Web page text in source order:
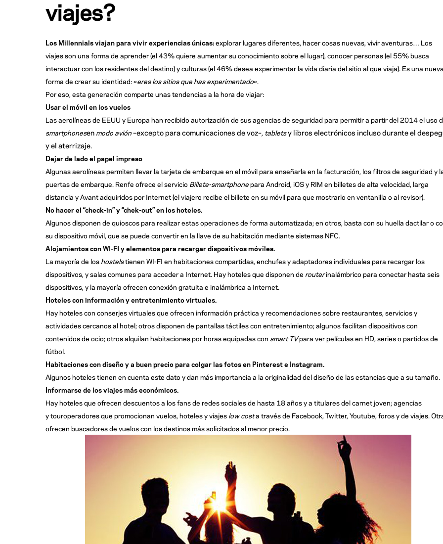
viajes?
Los Millennials viajan para vivir experiencias únicas:explorar lugares diferentes, hacer cosas nuevas, vivir aventuras… Los
viajes son una forma de aprender (el 43% quiere aumentar su conocimiento sobre el lugar), conocer personas (el 55% busca
interactuar con los residentes del destino) y culturas (el 46% desea experimentar la vida diaria del sitio al que viaja). Es una
forma de crear su identidad: «eres los sitios que has experimentado«.
Por eso, esta generación comparte unas tendencias a la hora de viajar:
Usar el móvil en los vuelos
Las aerolíneas de EEUU y Europa han recibido autorización de sus agencias de seguridad para permitir a partir del 2014 el uso
smartphonesen modo avión–excepto para comunicaciones de voz–, tabletsy libros electrónicos incluso durante el
y el aterrizaje.
Dejar de lado el papel impreso
Algunas aerolíneas permiten llevar la tarjeta de embarque en el móvil para enseñarla en la facturación, los filtros de seguridad y
puertas de embarque. Renfe ofrece el servicio Billete-smartphonepara Android, iOS y RIM en billetes de alta velocidad, larga
distancia y Avant adquiridos por Internet (el viajero recibe el billete en su móvil para que mostrarlo en ventanilla o al revisor).
No hacer el “check-in” y “chek-out” en los hoteles.
Algunos disponen de quioscos para realizar estas operaciones de forma automatizada; en otros, basta con su huella dactilar o
su dispositivo móvil, que se puede convertir en la llave de su habitación mediante sistemas NFC.
Alojamientos con WI-FI y elementos para recargar dispositivos móviles.
La mayoría de los hostelstienen WI-FI en habitaciones compartidas, enchufes y adaptadores individuales para recargar los
dispositivos, y salas comunes para acceder a Internet. Hay hoteles que disponen de routerinalámbrico para conectar hasta seis
dispositivos, y la mayoría ofrecen conexión gratuita e inalámbrica a Internet.
Hoteles con información y entretenimiento virtuales.
Hay hoteles con conserjes virtuales que ofrecen información práctica y recomendaciones sobre restaurantes, servicios y
actividades cercanos al hotel; otros disponen de pantallas táctiles con entretenimiento; algunos facilitan dispositivos con
contenidos de ocio; otros alquilan habitaciones por horas equipadas con smart TVpara ver películas en HD, series o partidos de
fútbol.
Habitaciones con diseño y a buen precio para colgar las fotos en Pinterest e Instagram.
Algunos hoteles tienen en cuenta este dato y dan más importancia a la originalidad del diseño de las estancias que a su tamaño.
Informarse de los viajes más económicos.
Hay hoteles que ofrecen descuentos a los fans de redes sociales de hasta 18 años y a titulares del carnet joven; agencias
y touroperadores que promocionan vuelos, hoteles y viajes low costa través de Facebook, Twitter, Youtube, foros y de viajes.
ofrecen buscadores de vuelos con los destinos más solicitados al menor precio.